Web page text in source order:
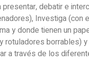
debatir e
Investiga (con
y donde tienen un
rotuladores borrables)
a través de los